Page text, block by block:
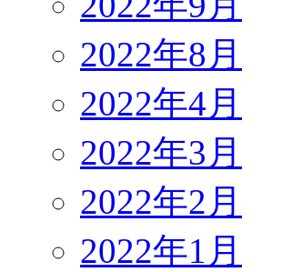
2022年8月
2022年4月
2022年3月
2022年2月
2022年1月